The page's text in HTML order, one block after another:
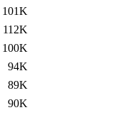
101K
112K
100K
94K
89K
90K